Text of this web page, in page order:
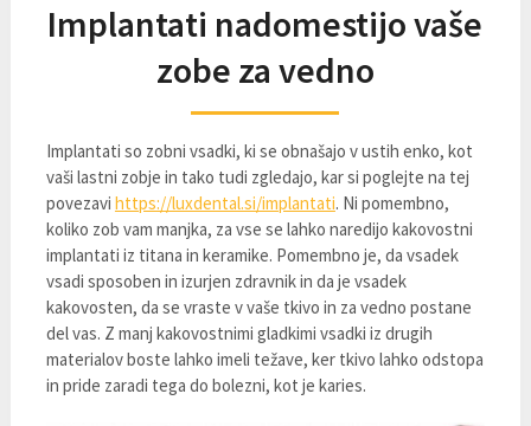
Implantati nadomestijo vaše
zobe za vedno
Implantati so zobni vsadki, ki se obnašajo v ustih enko, kot
vaši lastni zobje in tako tudi zgledajo, kar si poglejte na tej
povezavi https://luxdental.si/implantati. Ni pomembno,
koliko zob vam manjka, za vse se lahko naredijo kakovostni
implantati iz titana in keramike. Pomembno je, da vsadek
vsadi sposoben in izurjen zdravnik in da je vsadek
kakovosten, da se vraste v vaše tkivo in za vedno postane
del vas. Z manj kakovostnimi gladkimi vsadki iz drugih
materialov boste lahko imeli težave, ker tkivo lahko odstopa
in pride zaradi tega do bolezni, kot je karies.